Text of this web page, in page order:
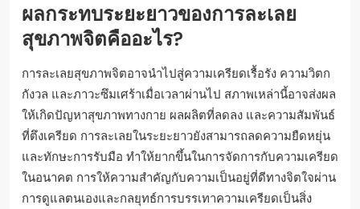
ผลกระทบระยะยาวของการละเลย
สุขภาพจิตคืออะไร?
การละเลยสุขภาพจิตอาจนำไปสู่ความเครียดเรื้อรัง ความวิตก
กังวล และภาวะซึมเศร้าเมื่อเวลาผ่านไป สภาพเหล่านี้อาจส่งผล
ให้เกิดปัญหาสุขภาพทางกาย ผลผลิตที่ลดลง และความสัมพันธ์
ที่ตึงเครียด การละเลยในระยะยาวยังสามารถลดความยืดหยุ่น
และทักษะการรับมือ ทำให้ยากขึ้นในการจัดการกับความเครียด
ในอนาคต การให้ความสำคัญกับความเป็นอยู่ที่ดีทางจิตใจผ่าน
การดูแลตนเองและกลยุทธ์การบรรเทาความเครียดเป็นสิ่ง